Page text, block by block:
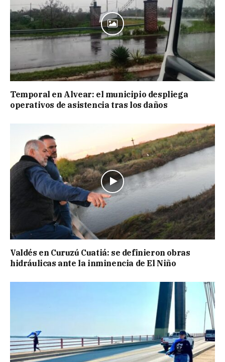
Temporal en Alvear: el municipio despliega
operativos de asistencia tras los daños
Valdés en Curuzú Cuatiá: se definieron obras
hidráulicas ante la inminencia de El Niño